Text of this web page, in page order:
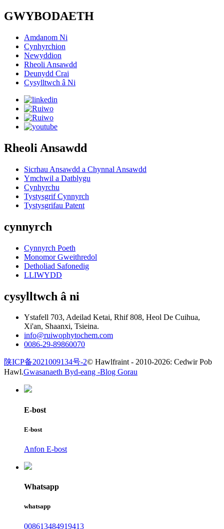
GWYBODAETH
Amdanom Ni
Cynhyrchion
Newyddion
Rheoli Ansawdd
Deunydd Crai
Cysylltwch â Ni
Rheoli Ansawdd
Sicrhau Ansawdd a Chynnal Ansawdd
Ymchwil a Datblygu
Cynhyrchu
Tystysgrif Cynnyrch
Tystysgrifau Patent
cynnyrch
Cynnyrch Poeth
Monomor Gweithredol
Detholiad Safonedig
LLIWYDD
cysylltwch â ni
Ystafell 703, Adeilad Ketai, Rhif 808, Heol De Cuihua,
Xi'an, Shaanxi, Tsieina.
info@ruiwophytochem.com
0086-29-89860070
陕ICP备2021009134号-2© Hawlfraint - 2010-2026: Cedwir Pob
Hawl.Gwasanaeth Byd-eang -Blog Gorau
E-bost
E-bost
Anfon E-bost
Whatsapp
whatsapp
008613484919413